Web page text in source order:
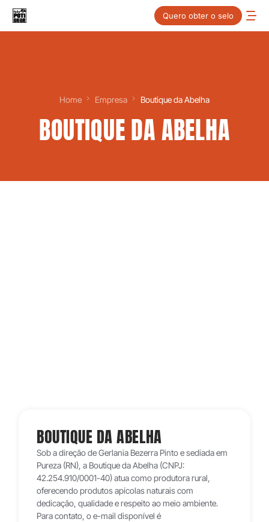
Quero obter o selo
Home Empresa Boutique da Abelha
BOUTIQUE DA ABELHA
BOUTIQUE DA ABELHA
Sob a direção de Gerlania Bezerra Pinto e sediada em
Pureza (RN), a Boutique da Abelha (CNPJ:
42.254.910/0001-40) atua como produtora rural,
oferecendo produtos apícolas naturais com
dedicação, qualidade e respeito ao meio ambiente.
Para contato, o e-mail disponível é